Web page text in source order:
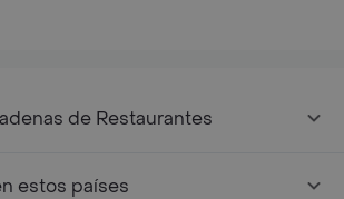
de Restaurantes
estos países